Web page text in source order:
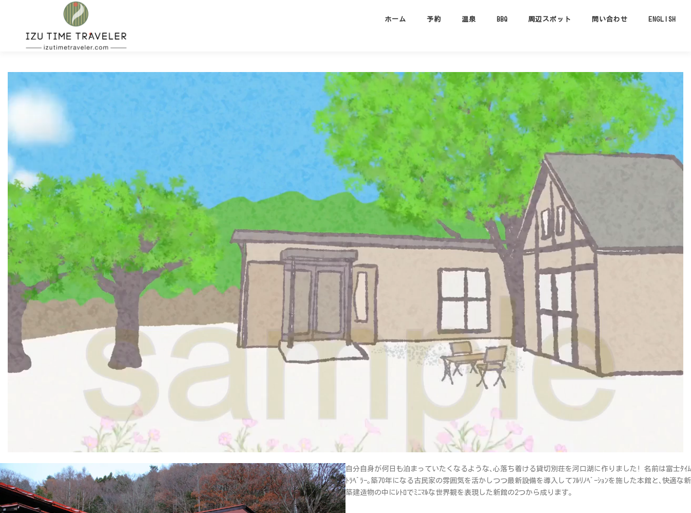
ホーム 予約 温泉 BBQ 周辺スポット 問い合わせ ENGLISH
自分自身が何日も泊まっていたくなるような､心落ち着ける貸切別荘を河口湖に作りました! 名前は富士ﾀｲﾑ
ﾄﾗﾍﾞﾗｰ｡築70年になる古民家の雰囲気を活かしつつ最新設備を導入してﾌﾙﾘﾉﾍﾞｰｼｮﾝを施した本館と､快適な新
築建造物の中にﾚﾄﾛでﾐﾆﾏﾙな世界観を表現した新館の2つから成ります｡